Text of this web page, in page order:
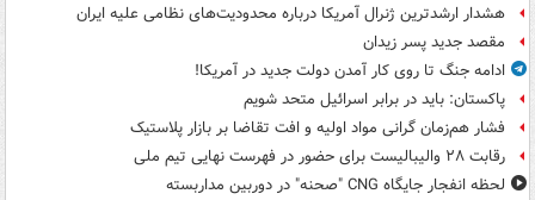
هشدار ارشدترین ژنرال آمریکا درباره محدودیت‌های نظامی علیه ایران
مقصد جدید پسر زیدان
ادامه جنگ تا روی کار آمدن دولت جدید در آمریکا!
پاکستان: باید در برابر اسرائیل متحد شویم
فشار هم‌زمان گرانی مواد اولیه و افت تقاضا بر بازار پلاستیک
رقابت ۲۸ والیبالیست برای حضور در فهرست نهایی تیم ملی
لحظه انفجار جایگاه CNG "صحنه" در دوربین مداربسته